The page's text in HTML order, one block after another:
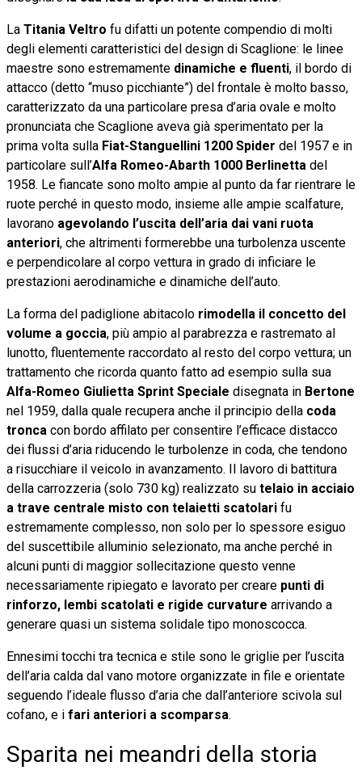
La Titania Veltro fu difatti un potente compendio di molti
degli elementi caratteristici del design di Scaglione: le linee
maestre sono estremamente dinamiche e fluenti, il bordo di
attacco (detto “muso picchiante”) del frontale è molto basso,
caratterizzato da una particolare presa d’aria ovale e molto
pronunciata che Scaglione aveva già sperimentato per la
prima volta sulla Fiat-Stanguellini 1200 Spider del 1957 e in
particolare sull’Alfa Romeo-Abarth 1000 Berlinetta del
1958. Le fiancate sono molto ampie al punto da far rientrare le
ruote perché in questo modo, insieme alle ampie scalfature,
lavorano agevolando l’uscita dell’aria dai vani ruota
anteriori, che altrimenti formerebbe una turbolenza uscente
e perpendicolare al corpo vettura in grado di inficiare le
prestazioni aerodinamiche e dinamiche dell’auto.
La forma del padiglione abitacolo rimodella il concetto del
volume a goccia, più ampio al parabrezza e rastremato al
lunotto, fluentemente raccordato al resto del corpo vettura; un
trattamento che ricorda quanto fatto ad esempio sulla sua
Alfa-Romeo Giulietta Sprint Speciale disegnata in Bertone
nel 1959, dalla quale recupera anche il principio della coda
tronca con bordo affilato per consentire l’efficace distacco
dei flussi d’aria riducendo le turbolenze in coda, che tendono
a risucchiare il veicolo in avanzamento. Il lavoro di battitura
della carrozzeria (solo 730 kg) realizzato su telaio in acciaio
a trave centrale misto con telaietti scatolari fu
estremamente complesso, non solo per lo spessore esiguo
del suscettibile alluminio selezionato, ma anche perché in
alcuni punti di maggior sollecitazione questo venne
necessariamente ripiegato e lavorato per creare punti di
rinforzo, lembi scatolati e rigide curvature arrivando a
generare quasi un sistema solidale tipo monoscocca.
Ennesimi tocchi tra tecnica e stile sono le griglie per l’uscita
dell’aria calda dal vano motore organizzate in file e orientate
seguendo l’ideale flusso d’aria che dall’anteriore scivola sul
cofano, e i fari anteriori a scomparsa.
Sparita nei meandri della storia